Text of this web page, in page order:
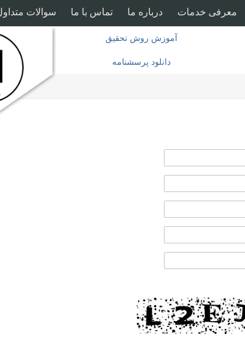
معرفی خدمات درباره ما تماس با ما سوالات
آموزش روش تحقیق
دانلود پرسشنامه